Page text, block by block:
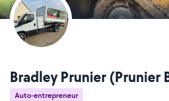
Bradley Prunier (Prunier
Auto-entrepreneur